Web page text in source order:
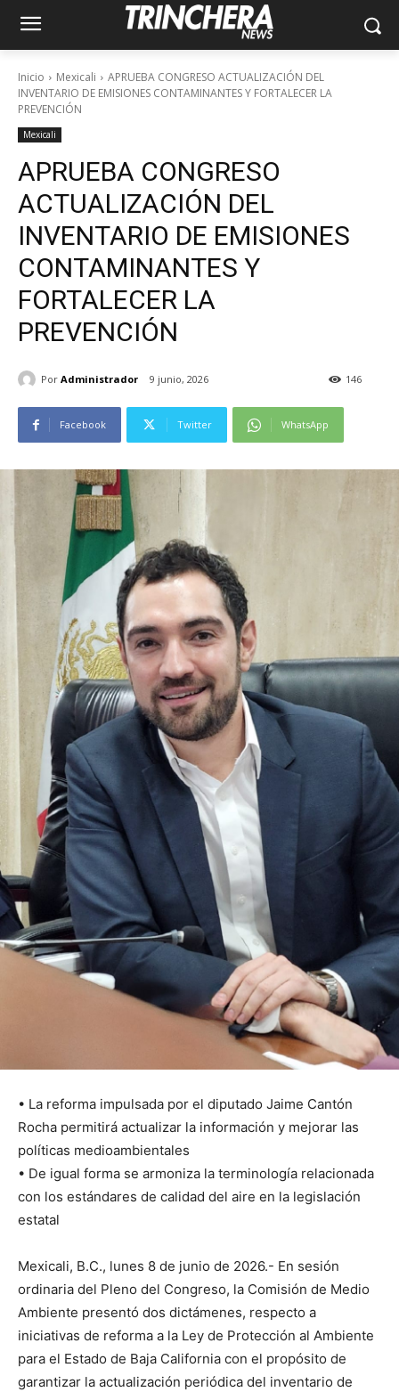
Inicio Mexicali
APRUEBA CONGRESO ACTUALIZACIÓN DEL
INVENTARIO DE EMISIONES CONTAMINANTES Y FORTALECER LA
PREVENCIÓN
Mexicali
APRUEBA CONGRESO
ACTUALIZACIÓN DEL
INVENTARIO DE EMISIONES
CONTAMINANTES Y
FORTALECER LA
PREVENCIÓN
Por Administrador 9 junio, 2026 146
Facebook Twitter WhatsApp
• La reforma impulsada por el diputado Jaime Cantón
Rocha permitirá actualizar la información y mejorar las
políticas medioambientales
• De igual forma se armoniza la terminología relacionada
con los estándares de calidad del aire en la legislación
estatal
Mexicali, B.C., lunes 8 de junio de 2026.- En sesión
ordinaria del Pleno del Congreso, la Comisión de Medio
Ambiente presentó dos dictámenes, respecto a
iniciativas de reforma a la Ley de Protección al Ambiente
para el Estado de Baja California con el propósito de
garantizar la actualización periódica del inventario de